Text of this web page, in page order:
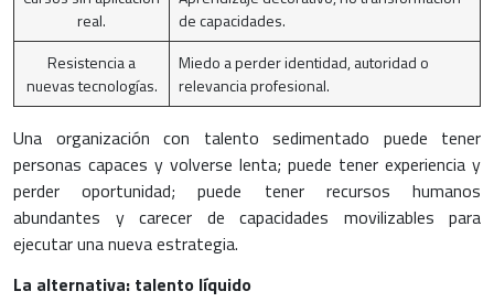
real.
de capacidades.
Resistencia a
nuevas tecnologías.
Miedo a perder identidad, autoridad o
relevancia profesional.
Una organización con talento sedimentado puede tener
personas capaces y volverse lenta; puede tener experiencia y
perder oportunidad; puede tener recursos humanos
abundantes y carecer de capacidades movilizables para
ejecutar una nueva estrategia.
La alternativa: talento líquido